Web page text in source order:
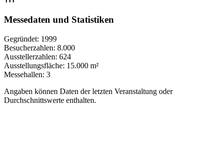
Messedaten und Statistiken
Gegründet: 1999
Besucherzahlen: 8.000
Ausstellerzahlen: 624
Ausstellungsfläche: 15.000 m²
Messehallen: 3
Angaben können Daten der letzten Veranstaltung oder
Durchschnittswerte enthalten.